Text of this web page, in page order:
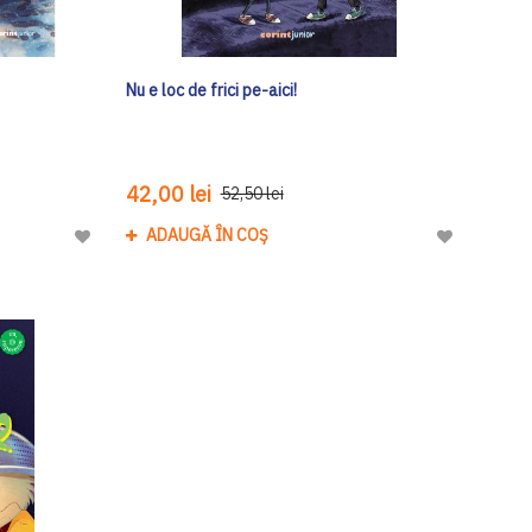
Adaugă
Nu e loc de frici pe-aici!
42,00 lei 52,50 lei
ADAUGĂ ÎN COȘ
Adaugă